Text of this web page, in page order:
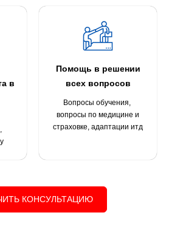
в
Помощь в решении
всех вопросов
Вопросы обучения,
вопросы по медицине и
страховке, адаптации итд
КОНСУЛЬТАЦИЮ